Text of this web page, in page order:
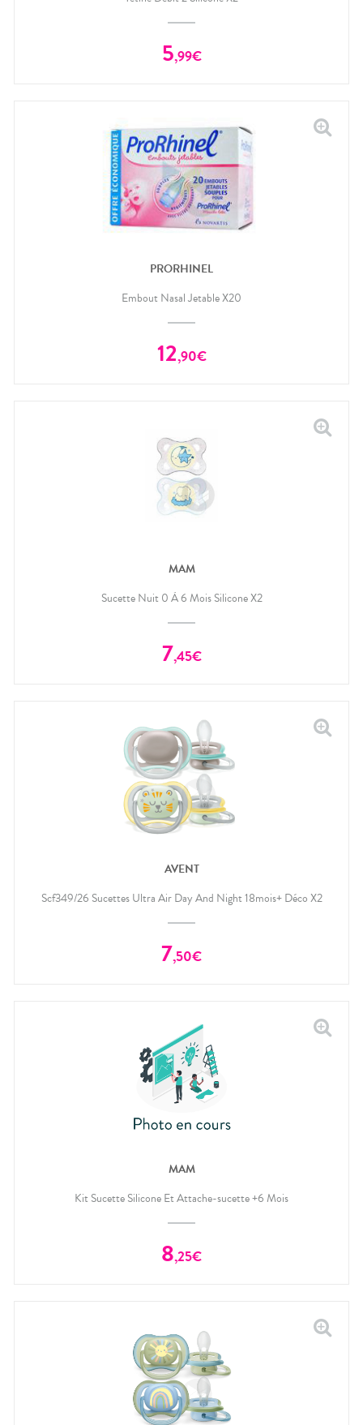
5,99€
PRORHINEL
Embout Nasal Jetable X20
12,90€
MAM
Sucette Nuit 0 À 6 Mois Silicone X2
7,45€
AVENT
Scf349/26 Sucettes Ultra Air Day And Night 18mois+ Déco X2
7,50€
MAM
Kit Sucette Silicone Et Attache-sucette +6 Mois
8,25€